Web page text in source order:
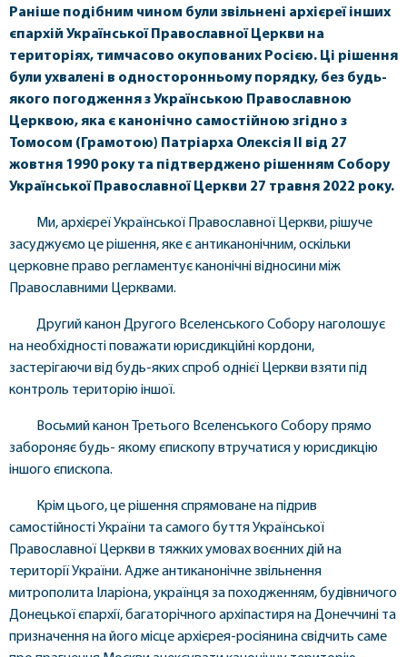
Раніше подібним чином були звільнені архієреї інших
єпархій Української Православної Церкви на
територіях, тимчасово окупованих Росією. Ці рішення
були ухвалені в односторонньому порядку, без будь-
якого погодження з Українською Православною
Церквою, яка є канонічно самостійною згідно з
Томосом (Грамотою) Патріарха Олексія II від 27
жовтня 1990 року та підтверджено рішенням Собору
Української Православної Церкви 27 травня 2022 року.
Ми, архієреї Української Православної Церкви, рішуче
засуджуємо це рішення, яке є антиканонічним, оскільки
церковне право регламентує канонічні відносини між
Православними Церквами.
Другий канон Другого Вселенського Собору наголошує
на необхідності поважати юрисдикційні кордони,
застерігаючи від будь-яких спроб однієї Церкви взяти під
контроль територію іншої.
Восьмий канон Третього Вселенського Собору прямо
забороняє будь- якому єпископу втручатися у юрисдикцію
іншого єпископа.
Крім цього, це рішення спрямоване на підрив
самостійності України та самого буття Української
Православної Церкви в тяжких умовах воєнних дій на
території України. Адже антиканонічне звільнення
митрополита Іларіона, українця за походженням, будівничого
Донецької єпархії, багаторічного архіпастиря на Донеччині та
призначення на його місце архієрея-росіянина свідчить саме